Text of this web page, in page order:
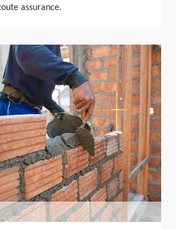
assurance.